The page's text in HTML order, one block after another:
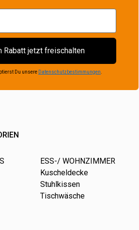
Rabatt jetzt freischalten
Du unsere Datenschutzbestimmungen
ESS-/ WOHNZIMMER
Kuscheldecke
Stuhlkissen
Tischwäsche